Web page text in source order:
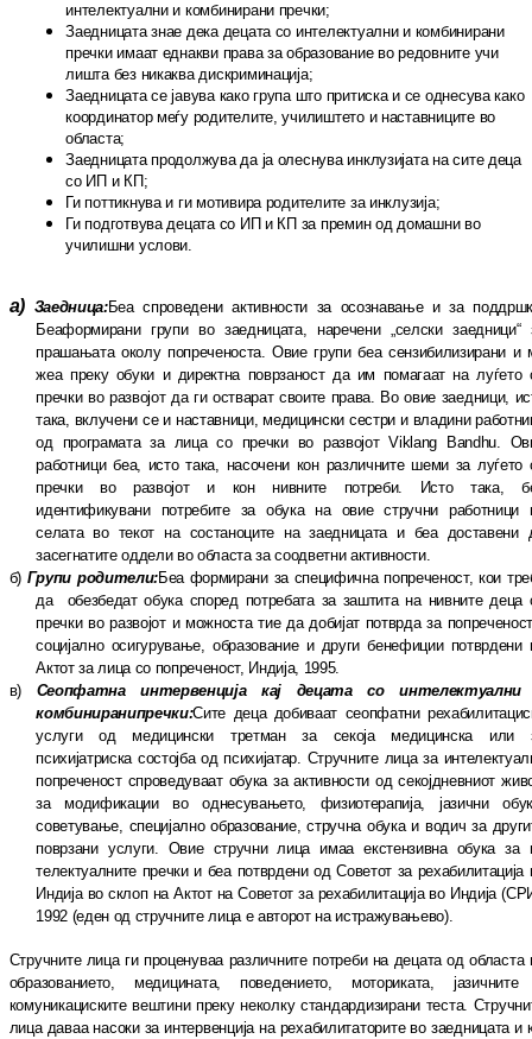
интелектуални и комбинирани пречки;
Заедницата знае дека децата со интелектуални и комбинирани
пречки имаат еднакви права за образование во редовните учи
лишта без никаква дискриминација;
Заедницата се јавува како група што притиска и се однесува како
координатор меѓу родителите, училиштето и наставниците во
областа;
Заедницата продолжува да ја олеснува инклузијата на сите деца
со ИП и КП;
Ги поттикнува и ги мотивира родителите за инклузија;
Ги подготвува децата со ИП и КП за премин од домашни во
училишни услови.
а) Заедница:Беа спроведени активности за осознавање и за
Беаформирани групи во заедницата, наречени „селски заедници“
прашањата околу попреченоста. Овие групи беа сензибилизирани и
жеа преку обуки и директна поврзаност да им помагаат на луѓето
пречки во развојот да ги остварат своите права. Во овие заедници,
така, вклучени се и наставници, медицински сестри и владини работни
од програмата за лица со пречки во развојотViklang Bandhu.
работници беа, исто така, насочени кон различните шеми за луѓето
пречки во развојот и кон нивните потреби. Исто така,
идентификувани потребите за обука на овие стручни работници
селата во текот на состаноците на заедницата и беа доставени
засегнатите оддели во областа за соодветни активности.
б) Групи родители:Беа формирани за специфична попреченост, кои
да
обезбедат обука според потребата за заштита на нивните деца
пречки во развојот и можноста тие да добијат потврда за попреченос
социјално осигурување, образование и други бенефиции потврдени
Актот за лица со попреченост, Индија, 1995.
в) Сеопфатна интервенција кај децата со ин
комбиниранипречки:Сите деца добиваат сеопфатни рехабилитацис
услуги од медицински третман за секоја медицинска или
психијатриска состојба од психијатар. Стручните лица за интел
попреченост спроведуваат обука за активности од секојдневниот жи
за модификации во однесувањето, физиотерапија, јазични
советување, специјално образование, стручна обука и водич за
поврзани услуги. Овие стручни лица имаа екстензивна обука за
телектуалните пречки и беа потврдени од Советот за рехабилитација
Индија во склоп на Актот на Советот за рехабилитација во Индија
1992 (еден од стручните лица е авторот на истражувањево).
Стручните лица ги проценуваа различните потреби на децата од областа
образованието, медицината, поведението, моториката, јазичните
комуникациските вештини преку неколку стандардизирани теста.
лица даваа насоки за интервенција на рехабилитаторите во заедницата и